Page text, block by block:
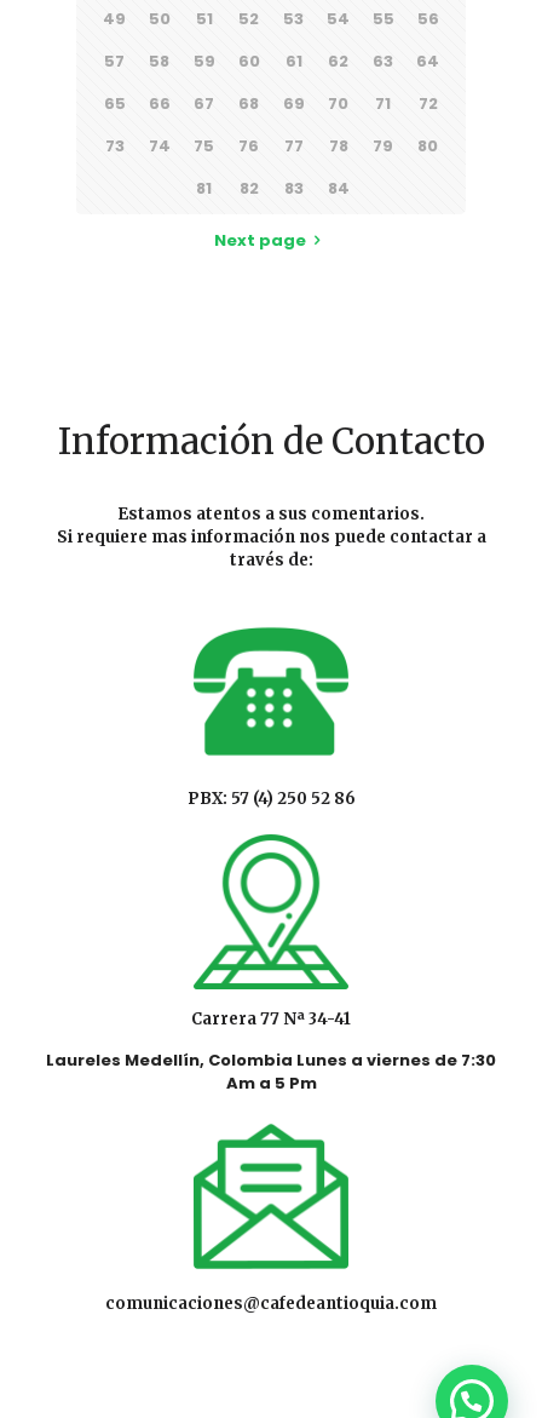
49
50 51 52 53 54 55
56
57
58 59 60 61 62 63
64
65
66 67 68 69 70 71
72
73
74 75 76 77 78 79
80
81
82 83 84
Next page
Información de Contacto
Estamos atentos a sus comentarios.
Si requiere mas información nos puede contactar a
través de:
PBX: 57 (4) 250 52 86
Carrera 77 Nª 34-41
Laureles Medellín, Colombia Lunes a viernes de 7:30
Am a 5 Pm
comunicaciones@cafedeantioquia.com